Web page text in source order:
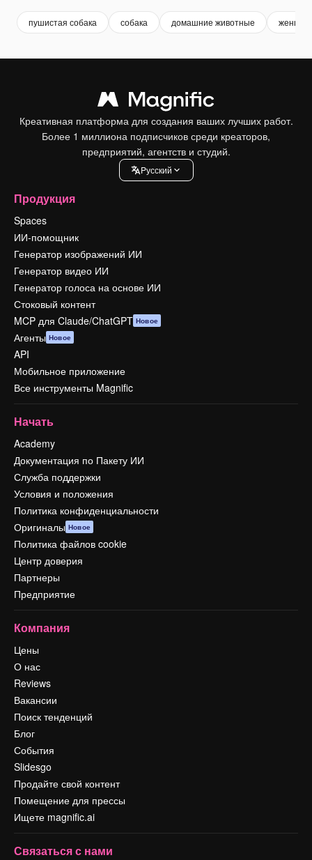
пушистая собака собака домашние животные
Креативная платформа для создания ваших лучших работ.
Более 1 миллиона подписчиков среди креаторов,
предприятий, агентств и студий.
Pусский
Продукция
Spaces
ИИ-помощник
Генератор изображений ИИ
Генератор видео ИИ
Генератор голоса на основе ИИ
Стоковый контент
MCP для Claude/ChatGPT Новое
Агенты Новое
API
Мобильное приложение
Все инструменты Magnific
Начать
Academy
Документация по Пакету ИИ
Служба поддержки
Условия и положения
Политика конфиденциальности
Оригиналы Новое
Политика файлов cookie
Центр доверия
Партнеры
Предприятие
Компания
Цены
О нас
Reviews
Вакансии
Поиск тенденций
Блог
События
Slidesgo
Продайте свой контент
Помещение для прессы
Ищете magnific.ai
Связаться с нами